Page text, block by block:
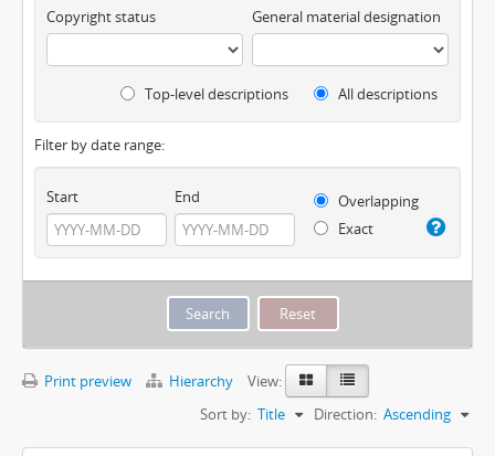
Copyright status General material designation
Top-level descriptions All descriptions
Filter by date range:
Start End
Overlapping
Exact
Print preview Hierarchy
View:
Sort by: Title Direction: Ascending